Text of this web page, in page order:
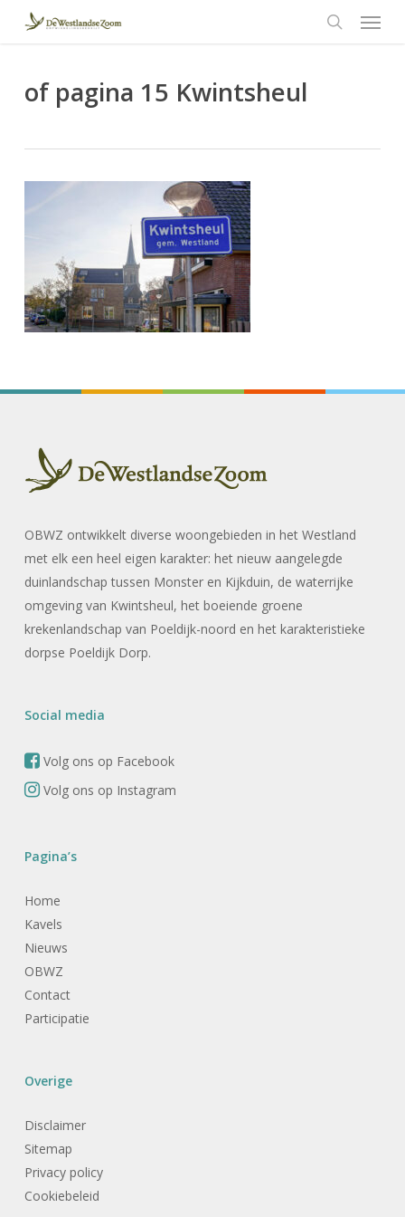
content
Menu
of pagina 15 Kwintsheul
OBWZ ontwikkelt diverse woongebieden in het Westland
met elk een heel eigen karakter: het nieuw aangelegde
duinlandschap tussen Monster en Kijkduin, de waterrijke
omgeving van Kwintsheul, het boeiende groene
krekenlandschap van Poeldijk-noord en het karakteristieke
dorpse Poeldijk Dorp.
Social media
Volg ons op Facebook
Volg ons op Instagram
Pagina’s
Home
Kavels
Nieuws
OBWZ
Contact
Participatie
Overige
Disclaimer
Sitemap
Privacy policy
Cookiebeleid